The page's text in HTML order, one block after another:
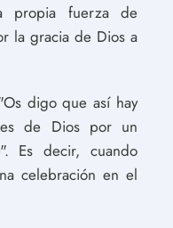
propia fuerza de
la gracia de Dios a
digo que así hay
de Dios por un
Es decir, cuando
celebración en el